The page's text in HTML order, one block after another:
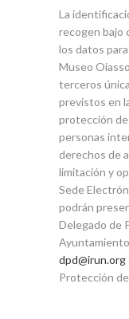
La
recogen bajo
los datos
Museo
terceros
previstos en
protección
personas
derechos de
limitación y
Sede
podrán
Delegado de
dpd@irun.org
Protección